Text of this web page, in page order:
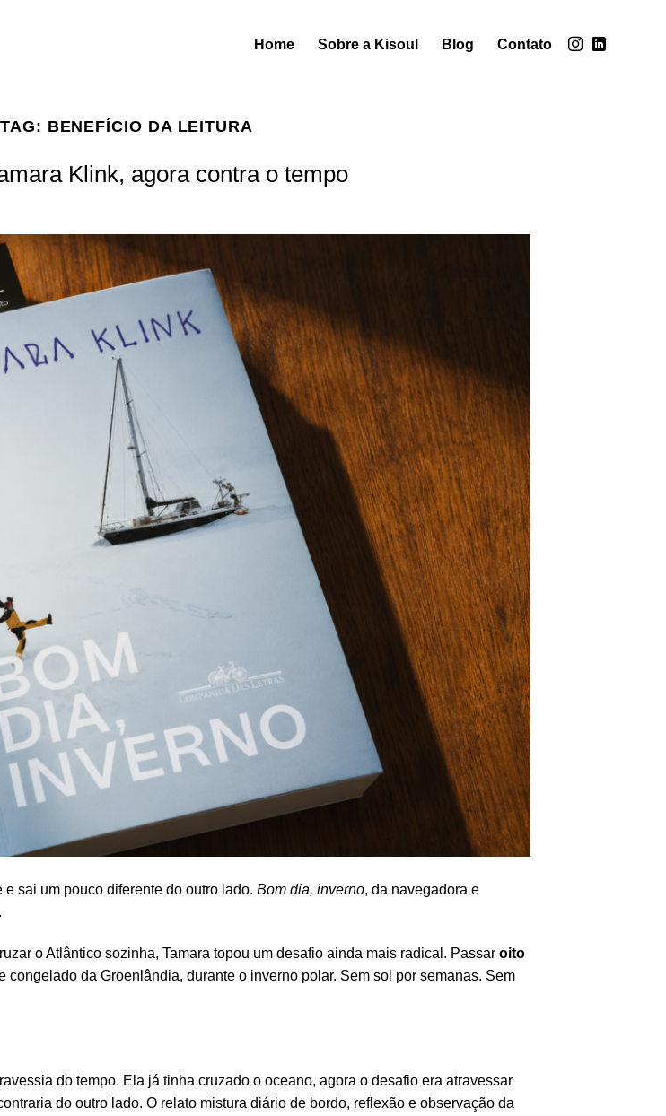
Home Sobre a Kisoul Blog Contato
BENEFÍCIO DA LEITURA
Klink, agora contra o tempo
e sai um pouco diferente do outro lado.Bom dia, inverno, da navegadora e
o Atlântico sozinha, Tamara topou um desafio ainda mais radical. Passaroito
da Groenlândia, durante o inverno polar. Sem sol por semanas. Sem
do tempo. Ela já tinha cruzado o oceano, agora o desafio era atravessar
do outro lado. O relato mistura diário de bordo, reflexão e observação da